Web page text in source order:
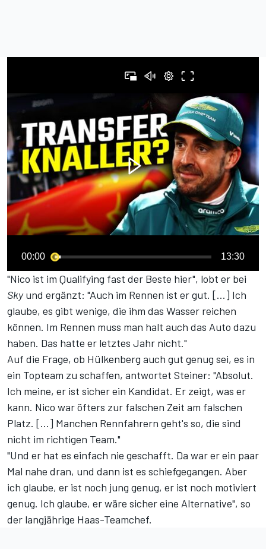
00:00 13:30
"Nico ist im Qualifying fast der Beste hier", lobt er bei
Skyund ergänzt: "Auch im Rennen ist er gut. [...] Ich
glaube, es gibt wenige, die ihm das Wasser reichen
können. Im Rennen muss man halt auch das Auto dazu
haben. Das hatte er letztes Jahr nicht."
Auf die Frage, ob Hülkenberg auch gut genug sei, es in
ein Topteam zu schaffen, antwortet Steiner: "Absolut.
Ich meine, er ist sicher ein Kandidat. Er zeigt, was er
kann. Nico war öfters zur falschen Zeit am falschen
Platz. [...] Manchen Rennfahrern geht's so, die sind
nicht im richtigen Team."
"Und er hat es einfach nie geschafft. Da war er ein paar
Mal nahe dran, und dann ist es schiefgegangen. Aber
ich glaube, er ist noch jung genug, er ist noch motiviert
genug. Ich glaube, er wäre sicher eine Alternative", so
der langjährige Haas-Teamchef.